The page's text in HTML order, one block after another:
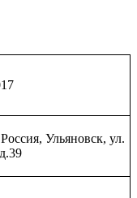
Ульяновск, ул.